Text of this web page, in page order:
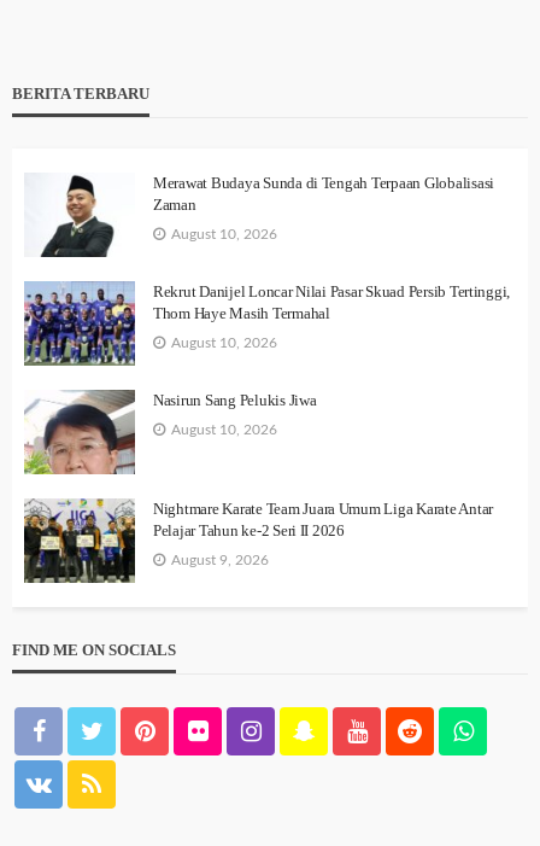
BERITA TERBARU
Merawat Budaya Sunda di Tengah Terpaan Globalisasi
Zaman
August 10, 2026
Rekrut Danijel Loncar Nilai Pasar Skuad Persib Tertinggi,
Thom Haye Masih Termahal
August 10, 2026
Nasirun Sang Pelukis Jiwa
August 10, 2026
Nightmare Karate Team Juara Umum Liga Karate Antar
Pelajar Tahun ke-2 Seri II 2026
August 9, 2026
FIND ME ON SOCIALS